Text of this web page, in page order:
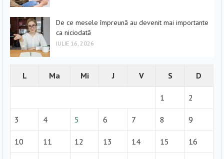
De ce mesele împreună au devenit mai importante
ca niciodată
IULIE 16, 2026
L Ma Mi J V S D
1 2
3 4 5 6 7 8 9
10 11 12 13 14 15 16